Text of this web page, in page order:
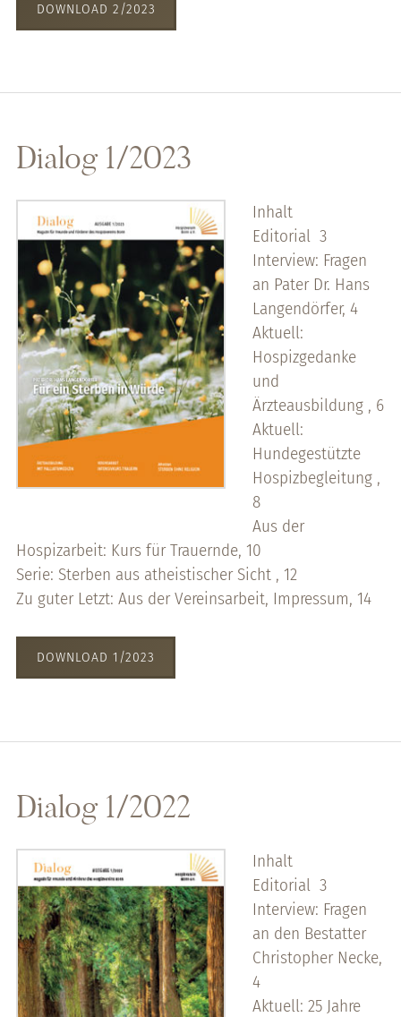
DOWNLOAD 2/2023
Dialog 1/2023
Inhalt
Editorial 3
Interview: Fragen
an Pater Dr. Hans
Langendörfer, 4
Aktuell:
Hospizgedanke
und
Ärzteausbildung , 6
Aktuell:
Hundegestützte
Hospizbegleitung ,
8
Aus der
Hospizarbeit: Kurs für Trauernde, 10
Serie: Sterben aus atheistischer Sicht , 12
Zu guter Letzt: Aus der Vereinsarbeit, Impressum, 14
DOWNLOAD 1/2023
Dialog 1/2022
Inhalt
Editorial 3
Interview: Fragen
an den Bestatter
Christopher Necke,
4
Aktuell: 25 Jahre